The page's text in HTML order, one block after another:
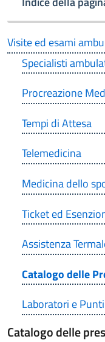
Visite ed esami
Specialisti
Procreazione
Tempi di Attesa
Telemedicina
Medicina dello
Ticket ed
Assistenza
Catalogo delle
Laboratori e
Catalogo delle